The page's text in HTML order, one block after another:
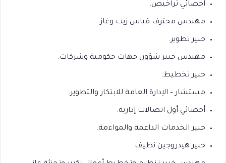
أخصائي تراخيص.
مهندس محترف قياس زيت وغاز.
خبير تطوير.
مهندس خبير شؤون جهات حكومية وشركات.
خبير تخطيط.
مستشار – الإدارة العامة للابتكار والتطوير.
أخصائي أول اتصالات إدارية.
خبير الخدمات الداعمة والمواءمة.
خبير هيدروجين نظيف.